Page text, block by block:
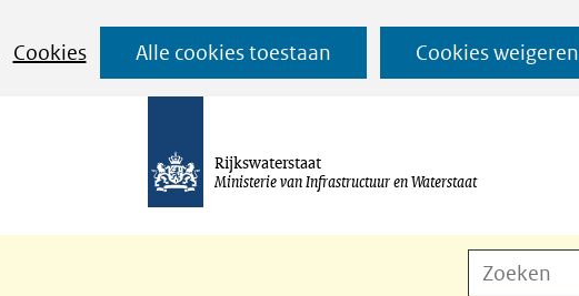
Cookies
Alle cookies toestaan Cookies weigeren
Ga
naar
de
Rijkswaterstaat
Ministerie van Infrastructuur en Waterstaat
Zoeken